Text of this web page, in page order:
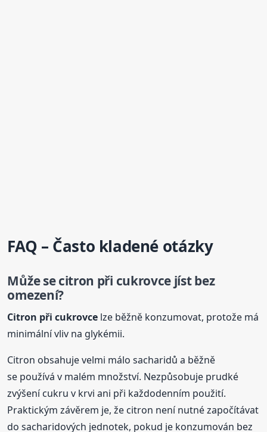
FAQ – Často kladené otázky
Může se citron při cukrovce jíst bez
omezení?
Citron při cukrovce lze běžně konzumovat, protože má
minimální vliv na glykémii.
Citron obsahuje velmi málo sacharidů a běžně
se používá v malém množství. Nezpůsobuje prudké
zvýšení cukru v krvi ani při každodenním použití.
Praktickým závěrem je, že citron není nutné započítávat
do sacharidových jednotek, pokud je konzumován bez